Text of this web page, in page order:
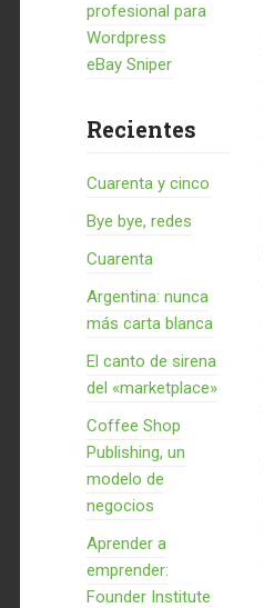
profesional para
Wordpress
eBay Sniper
Recientes
Cuarenta y cinco
Bye bye, redes
Cuarenta
Argentina: nunca
más carta blanca
El canto de sirena
del «marketplace»
Coffee Shop
Publishing, un
modelo de
negocios
Aprender a
emprender:
Founder Institute